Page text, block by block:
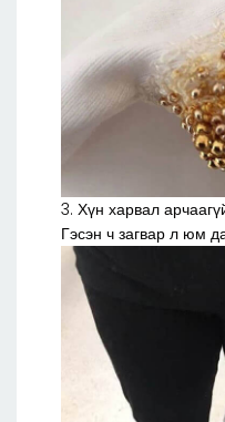
3. Хүн харвал
Гэсэн ч загвар л юм